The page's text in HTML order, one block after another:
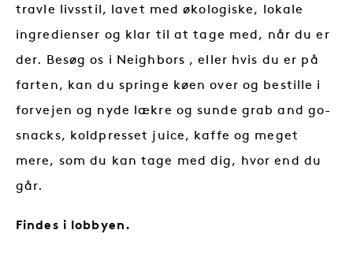
travle livsstil, lavet med økologiske, lokale
ingredienser og klar til at tage med, når du er
der. Besøg os i Neighbors , eller hvis du er på
farten, kan du springe køen over og bestille i
forvejen og nyde lækre og sunde grab and go-
snacks, koldpresset juice, kaffe og meget
mere, som du kan tage med dig, hvor end du
går.
Findes i lobbyen.